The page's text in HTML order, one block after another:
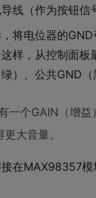
线（作为按钮信
将电位器的
样，从控制面
）、公共GND
一个GAIN（增
大音量。
在MAX98357模